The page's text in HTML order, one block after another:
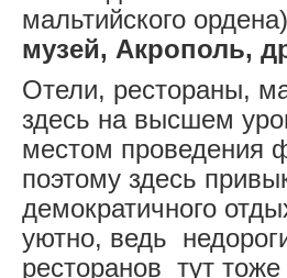
мальтийского
музей, Акрополь,
Отели, рестораны,
здесь на высшем
местом проведения
поэтому здесь
демократичного
уютно, ведь
ресторанов тут